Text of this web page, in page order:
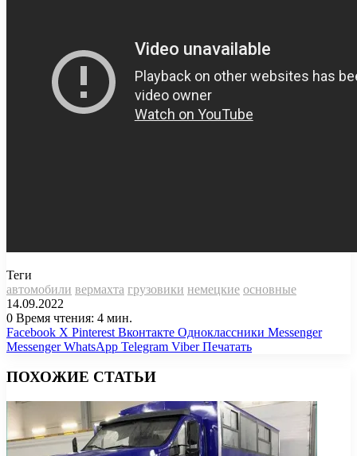
Теги
автомобили вермахта грузовики немецкие основные
14.09.2022
0 Время чтения: 4 мин.
Facebook X Pinterest Вконтакте Одноклассники Messenger
Messenger WhatsApp Telegram Viber Печатать
ПОХОЖИЕ СТАТЬИ